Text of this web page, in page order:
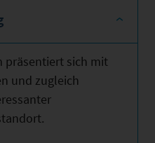
präsentiert sich mit
und zugleich